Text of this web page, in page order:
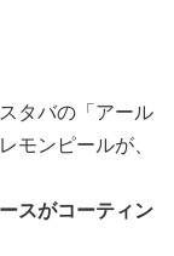
タバの「アール
モンピールが、
スがコーティン